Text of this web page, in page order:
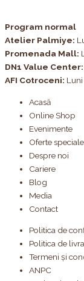
Program normal
Atelier Palmiye:
Promenada Mall:
DN1 Value Center:
AFI Cotroceni:
Acasă
Online Shop
Evenimente
Oferte speciale
Despre noi
Cariere
Blog
Media
Contact
Politica de
Politica de
Termeni și
ANPC